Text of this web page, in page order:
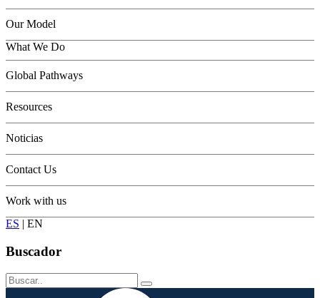
Our Model
What We Do
Youth
Adults
Seniors
Conservation
Global Pathways
Resources
Noticias
Contact Us
Work with us
ES | EN
Buscador